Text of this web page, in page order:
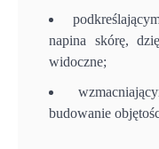
napina skórę,
widoczne;
budowanie